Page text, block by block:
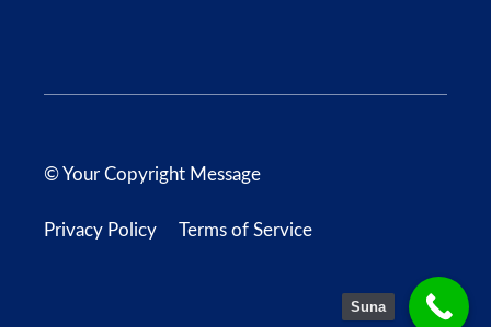
© Your Copyright Message
Privacy Policy Terms of Service
Suna